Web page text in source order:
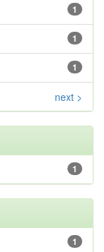
1
1
1
next >
1
1